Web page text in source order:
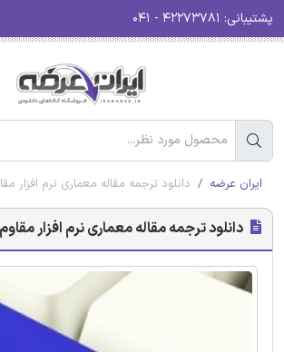
پشتیبانی:
ایران عرضه دانلود ترجمه مقاله معماری نرم افزار
دانلود ترجمه مقاله معماری نرم افزار